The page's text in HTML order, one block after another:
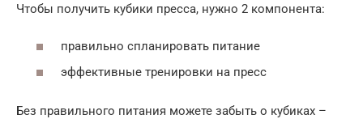
Чтобы получить кубики пресса, нужно 2 компонента:
правильно спланировать питание
эффективные тренировки на пресс
Без правильного питания можете забыть о кубиках –